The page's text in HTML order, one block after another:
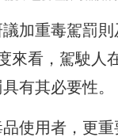
加重毒駕罰
來看，駕駛人
有其必要性。
使用者，更